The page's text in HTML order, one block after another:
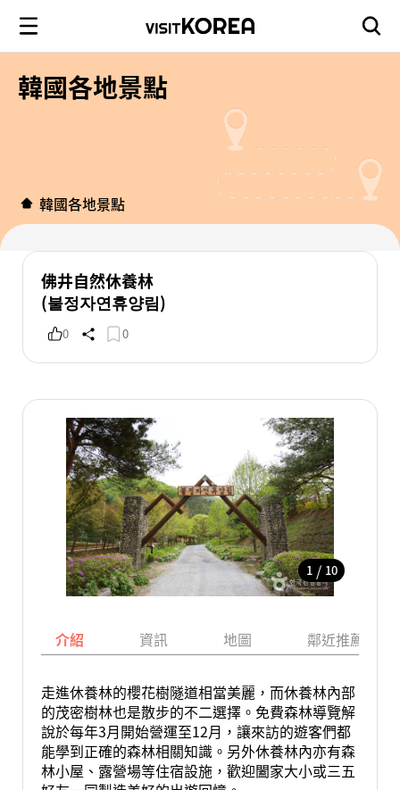
韓國各地景點
韓國各地景點
佛井自然休養林
(불정자연휴양림)
0 0
1 / 10
介紹 資訊 地圖 鄰近推薦景點
走進休養林的櫻花樹隧道相當美麗，而休養林內部
的茂密樹林也是散步的不二選擇。免費森林導覽解
說於每年3月開始營運至12月，讓來訪的遊客們都
能學到正確的森林相關知識。另外休養林內亦有森
林小屋、露營場等住宿設施，歡迎闔家大小或三五